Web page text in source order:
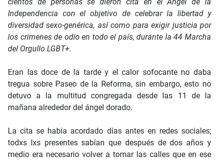
Independencia con el objetivo de celebrar la libertad y
diversidad sexo-genérica, así como para exigir justicia por
los crímenes de odio en todo el país, durante la 44 Marcha
del Orgullo LGBT+.
Eran las doce de la tarde y el calor sofocante no daba
tregua sobre Paseo de la Reforma, sin embargo, esto no
detuvo a la multitud congregada desde las 11 de la
mañana alrededor del ángel dorado.
La cita se había acordado días antes en redes sociales;
todxs lxs presentes sabían que después de dos años y
medio era necesario volver a tomar las calles que en ese